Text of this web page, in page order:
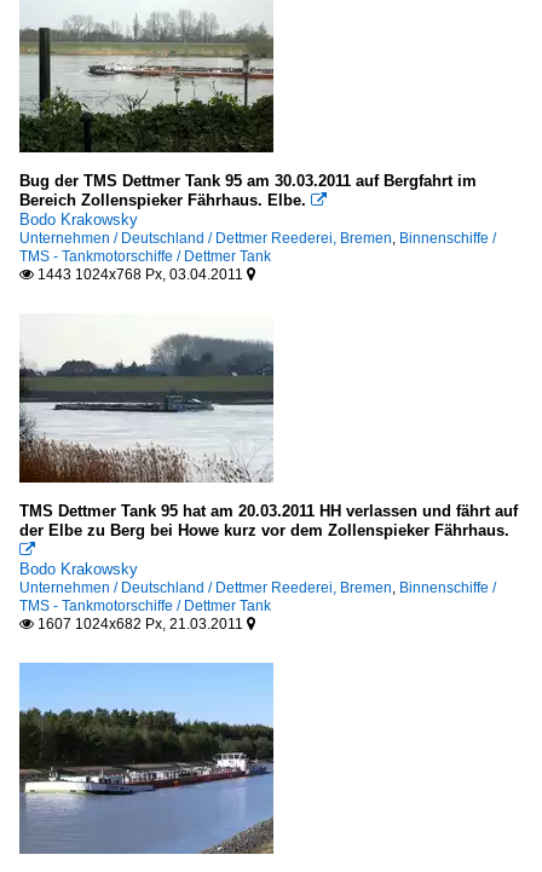
Bug der TMS Dettmer Tank 95 am 30.03.2011 auf Bergfahrt im
Bereich Zollenspieker Fährhaus. Elbe. 
Bodo Krakowsky
Unternehmen / Deutschland / Dettmer Reederei, Bremen, Binnenschiffe /
TMS - Tankmotorschiffe / Dettmer Tank
 1443 1024x768 Px, 03.04.2011 
TMS Dettmer Tank 95 hat am 20.03.2011 HH verlassen und fährt auf
der Elbe zu Berg bei Howe kurz vor dem Zollenspieker Fährhaus.

Bodo Krakowsky
Unternehmen / Deutschland / Dettmer Reederei, Bremen, Binnenschiffe /
TMS - Tankmotorschiffe / Dettmer Tank
 1607 1024x682 Px, 21.03.2011 